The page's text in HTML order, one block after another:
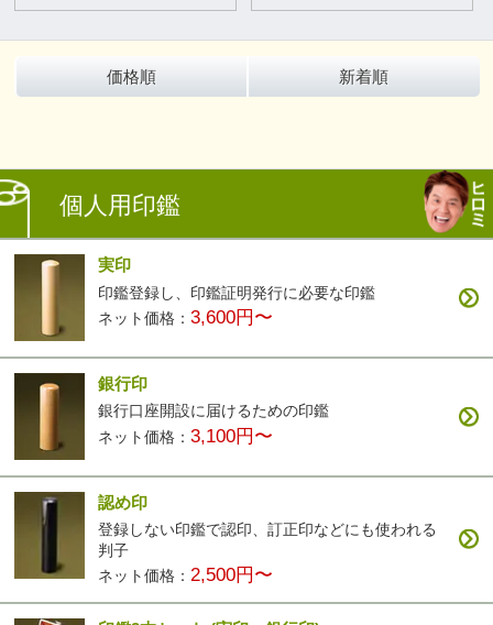
価格順 新着順
個人用印鑑
実印
印鑑登録し、印鑑証明発行に必要な印鑑
ネット価格：3,600円〜
銀行印
銀行口座開設に届けるための印鑑
ネット価格：3,100円〜
認め印
登録しない印鑑で認印、訂正印などにも使われる
判子
ネット価格：2,500円〜